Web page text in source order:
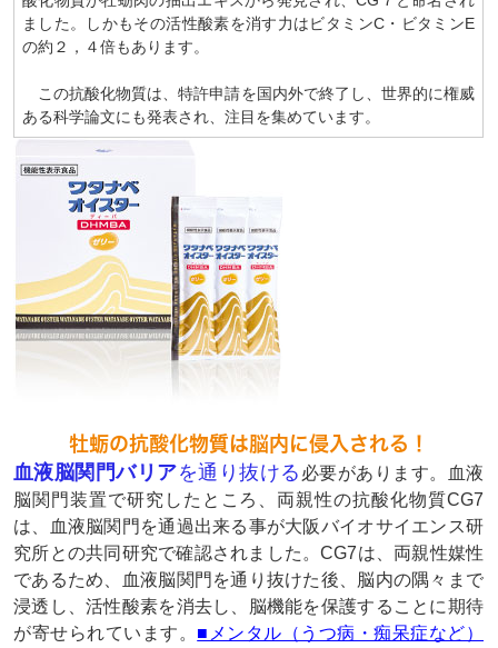
ました。しかもその活性酸素を消す力はビタミンC・ビタミンE
の約２，４倍もあります。
この抗酸化物質は、特許申請を国内外で終了し、世界的に権威
ある科学論文にも発表され、注目を集めています。
牡蛎の抗酸化物質は脳内に侵入される！
血液脳関門バリアを通り抜ける 必要があります。血液
脳関門装置で研究したところ、両親性の抗酸化物質CG7
は、血液脳関門を通過出来る事が大阪バイオサイエンス研
究所との共同研究で確認されました。CG7は、両親性媒性
であるため、血液脳関門を通り抜けた後、脳内の隅々まで
浸透し、活性酸素を消去し、脳機能を保護することに期待
が寄せられています。 ■メンタル（うつ病・痴呆症など）